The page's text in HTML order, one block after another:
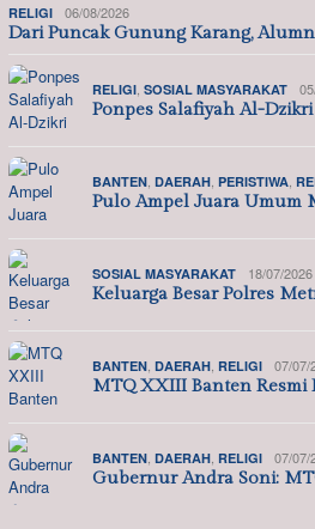
RELIGI 06/08/2026
Dari Puncak Gunung Karang,
RELIGI SOSIAL MASYARAKAT
Ponpes Salafiyah Al-
BANTEN DAERAH PERISTIWA
Pulo Ampel Juara Umum
SOSIAL MASYARAKAT 18/07/2026
Keluarga Besar Polres
BANTEN DAERAH RELIGI 07/07/
MTQ XXIII Banten Resmi
BANTEN DAERAH RELIGI 07/07/
Gubernur Andra Soni: